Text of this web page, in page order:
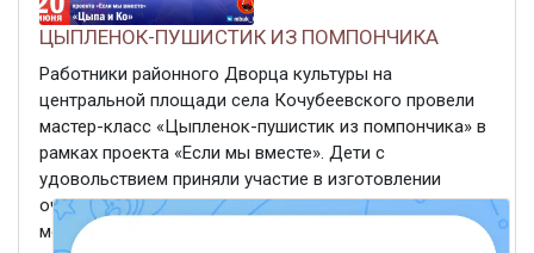
ЦЫПЛЕНОК-ПУШИСТИК ИЗ ПОМПОНЧИКА
Работники районного Дворца культуры на
центральной площади села Кочубеевского провели
мастер-класс «Цыпленок-пушистик из помпончика» в
рамках проекта «Если мы вместе». Дети с
удовольствием приняли участие в изготовлении
очаровательных пушистых цыплят. Такую игрушку
можно использовать как брелок , ...